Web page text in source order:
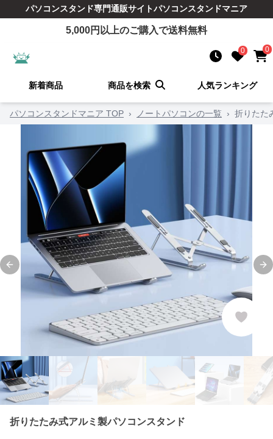
パソコンスタンド専門通販サイトパソコンスタンドマニア
5,000円以上のご購入で送料無料
0 0
新着商品 商品を検索 人気ランキング
パソコンスタンドマニア TOP › ノートパソコンの一覧 › 折りたた
Previous slide
折りたたみ式アルミ製パソコンスタンド